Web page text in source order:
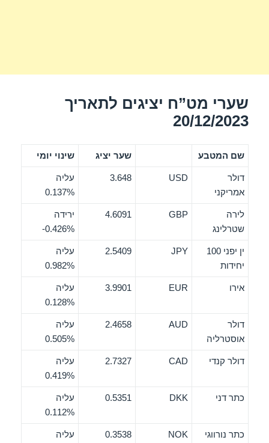
שערי מט”ח יציגים לתאריך
20/12/2023
שם המטבע שער יציג שינוי יומי
דולר
אמריקני
USD
3.648
עליה
0.137%
לירה
שטרלינג
GBP
4.6091
ירידה
‎-0.426%
ין יפני 100
יחידות
JPY
2.5409
עליה
0.982%
אירו EUR
3.9901
עליה
0.128%
דולר
אוסטרליה
AUD
2.4658
עליה
0.505%
דולר קנדי CAD
2.7327
עליה
0.419%
כתר דני DKK
0.5351
עליה
0.112%
כתר נורווגי NOK
0.3538
עליה